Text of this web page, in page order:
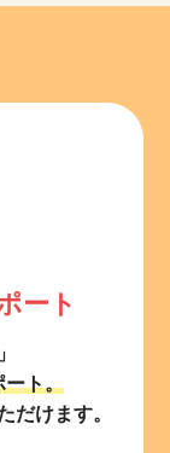
ート
ト。
だけます。